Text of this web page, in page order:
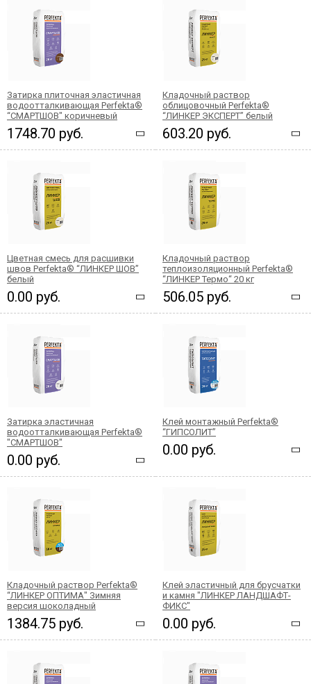
Затирка плиточная эластичная
водоотталкивающая Perfekta®
“СМАРТШОВ" коричневый
1748.70 руб.
Кладочный раствор
облицовочный Perfekta®
“ЛИНКЕР ЭКСПЕРТ” белый
603.20 руб.
Цветная смесь для расшивки
швов Perfekta® “ЛИНКЕР ШОВ”
белый
0.00 руб.
Кладочный раствор
теплоизоляционный Perfekta®
“ЛИНКЕР Термо“ 20 кг
506.05 руб.
Затирка эластичная
водоотталкивающая Perfekta®
"СМАРТШОВ"
0.00 руб.
Клей монтажный Perfekta®
“ГИПСОЛИТ”
0.00 руб.
Кладочный раствор Perfekta®
“ЛИНКЕР ОПТИМА" Зимняя
версия шоколадный
1384.75 руб.
Клей эластичный для брусчатки
и камня "ЛИНКЕР ЛАНДШАФТ-
ФИКС"
0.00 руб.